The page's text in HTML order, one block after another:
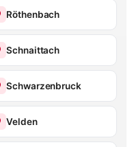
Röthenbach
Schnaittach
Schwarzenbruck
Velden